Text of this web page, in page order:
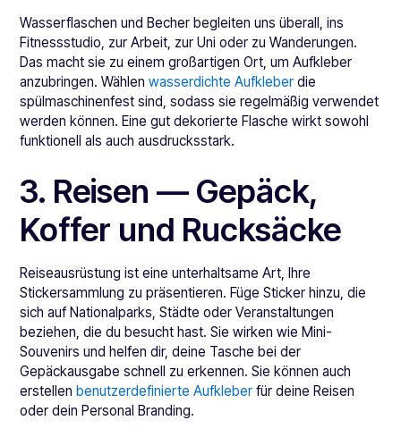
Wasserflaschen und Becher begleiten uns überall, ins
Fitnessstudio, zur Arbeit, zur Uni oder zu Wanderungen.
Das macht sie zu einem großartigen Ort, um Aufkleber
anzubringen. Wählenwasserdichte Aufkleber die
spülmaschinenfest sind, sodass sie regelmäßig verwendet
werden können. Eine gut dekorierte Flasche wirkt sowohl
funktionell als auch ausdrucksstark.
3. Reisen — Gepäck,
Koffer und Rucksäcke
Reiseausrüstung ist eine unterhaltsame Art, Ihre
Stickersammlung zu präsentieren. Füge Sticker hinzu, die
sich auf Nationalparks, Städte oder Veranstaltungen
beziehen, die du besucht hast. Sie wirken wie Mini-
Souvenirs und helfen dir, deine Tasche bei der
Gepäckausgabe schnell zu erkennen. Sie können auch
erstellenbenutzerdefinierte Aufkleber für deine Reisen
oder dein Personal Branding.